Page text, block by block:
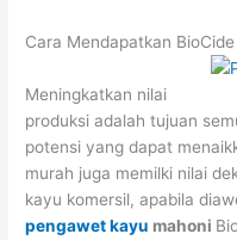
Cara Mendapatkan
Meningkatkan nilai
produksi adalah tujuan
potensi yang dapat
murah juga memilki nilai
kayu komersil, apabila
pengawet kayu mahoni